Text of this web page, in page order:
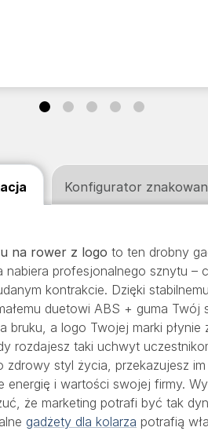
na rower z logo to ten drobny
nabiera profesjonalnego sznytu –
kontrakcie. Dzięki
duetowi ABS + guma Twój
bruku, a logo Twojej marki płynie
rozdajesz taki uchwyt
zdrowy styl życia, przekazujesz
energię i wartości swojej firmy.
że marketing potrafi być tak
gadżety dla kolarza potrafią
Konfigurator